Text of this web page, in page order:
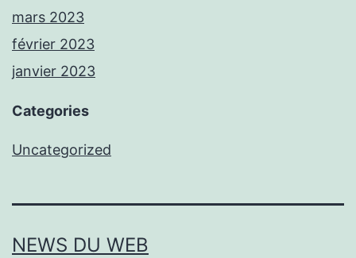
mars 2023
février 2023
janvier 2023
Categories
Uncategorized
NEWS DU WEB